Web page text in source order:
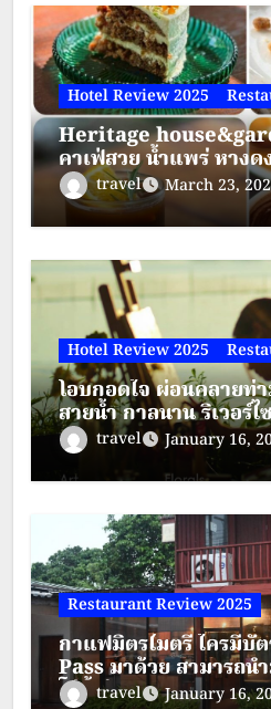
Hotel Review 2025
Heritage
คาเฟ่สวย น้
travel March 23,
Hotel Review 2025
โอบกอดใจ ผ่อนคลายท่
สายน้ำ กาลนาน ริเวอร์ไ
นนทบุรี
travel January 16,
Restaurant Review 2025
กาแฟมิตรไมตรี ใครมีบั
Pass มาด้วย สามารถน
โน่น้ำส้มยูสุ”
travel January 16,